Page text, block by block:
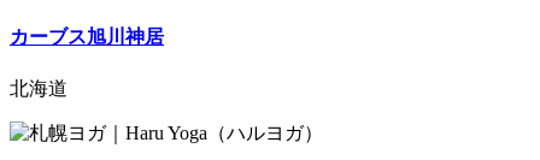
カーブス旭川神居
北海道